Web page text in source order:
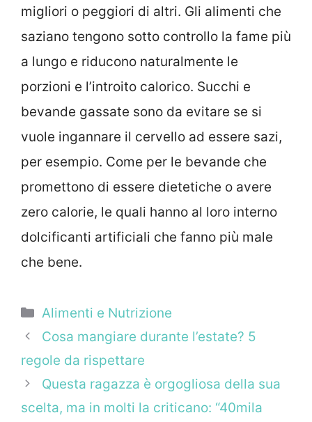
migliori o peggiori di altri. Gli alimenti che
saziano tengono sotto controllo la fame più
a lungo e riducono naturalmente le
porzioni e l’introito calorico. Succhi e
bevande gassate sono da evitare se si
vuole ingannare il cervello ad essere sazi,
per esempio. Come per le bevande che
promettono di essere dietetiche o avere
zero calorie, le quali hanno al loro interno
dolcificanti artificiali che fanno più male
che bene.
Categorie
Alimenti e Nutrizione
Cosa mangiare durante l’estate? 5
regole da rispettare
Questa ragazza è orgogliosa della sua
scelta, ma in molti la criticano: “40mila